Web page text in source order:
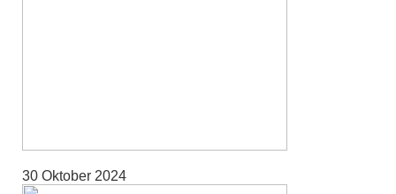
30 Oktober 2024